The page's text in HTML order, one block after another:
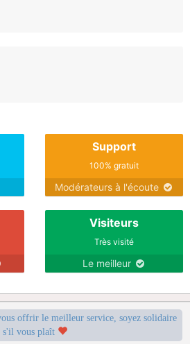
Support
100% gratuit
Modérateurs à l'écoute
Visiteurs
Très visité
Le meilleur
offrir le meilleur service, soyez solidaire
s'il vous plaît